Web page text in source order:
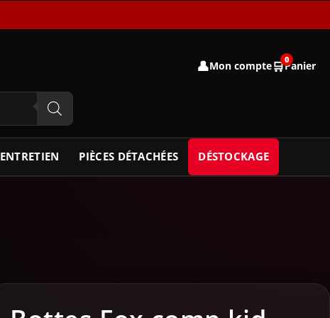
👤Mon compte🛒0
Panier
ENTRETIEN PIÈCES DÉTACHÉES DÉSTOCKAGE